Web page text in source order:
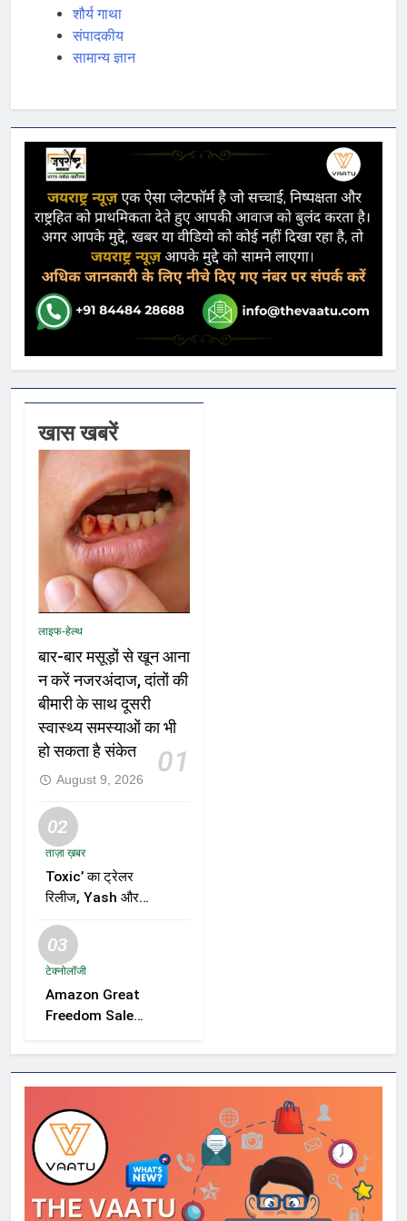
शौर्य गाथा
संपादकीय
सामान्य ज्ञान
खास खबरें
लाइफ-हेल्थ
बार-बार मसूड़ों से खून आना
न करें नजरअंदाज, दांतों की
बीमारी के साथ दूसरी
स्वास्थ्य समस्याओं का भी
हो सकता है संकेत
01
August 9, 2026
02
ताज़ा ख़बर
Toxic’ का ट्रेलर
रिलीज, Yash और
जोड़ी ने मचाई हलचल,
फिल्म को लेकर बढ़ी
03
टेक्नोलॉजी
Amazon Great
Freedom Sale
OnePlus और
Xiaomi समेत कई
डिस्काउंट